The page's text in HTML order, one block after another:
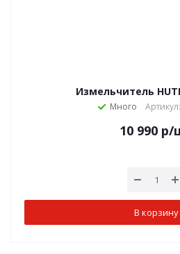
Измельчитель
Много
10 990 р/
В корзину